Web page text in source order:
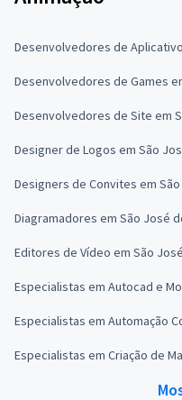
Desenvolvedores de
Desenvolvedores de Games
Desenvolvedores de Site em
Designer de Logos em São
Designers de Convites em
Diagramadores em São José
Editores de Vídeo em São
Especialistas em Autocad e
Especialistas em Automação
Especialistas em Criação de